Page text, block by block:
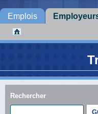
Emplois
Rechercher